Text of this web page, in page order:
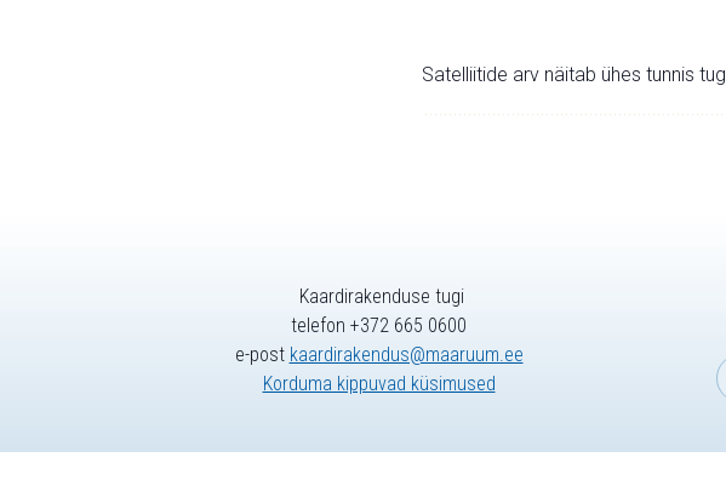
Satelliitide arv näitab ühes tunnis
Kaardirakenduse tugi
telefon +372 665 0600
e-post kaardirakendus@maaruum.ee
Korduma kippuvad küsimused